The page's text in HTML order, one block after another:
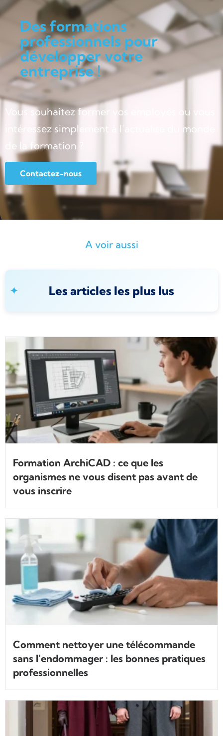
Des formations
professionnels pour
développer votre
entreprise !
Vous souhaitez former vos employés ou vous
intéressez simplement à l’actualité du monde
de la formation ?
Contactez-nous
A voir aussi
Les articles les plus lus
Formation ArchiCAD : ce que les
organismes ne vous disent pas avant de
vous inscrire
Comment nettoyer une télécommande
sans l’endommager : les bonnes pratiques
professionnelles